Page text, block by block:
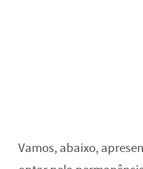
Vamos, abaixo,